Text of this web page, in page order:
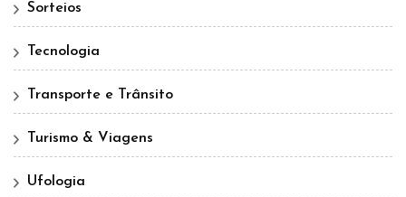
Sorteios
Tecnologia
Transporte e Trânsito
Turismo & Viagens
Ufologia